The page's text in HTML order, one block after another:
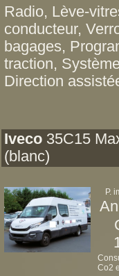
Radio, Lève-
conducteur,
bagages,
traction,
Direction
Iveco 35C15
(blanc)
P.
Co2